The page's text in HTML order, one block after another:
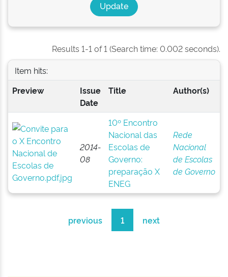
Results 1-1 of 1 (Search time: 0.002 seconds).
Item hits:
Preview
Issue
Date
Title Author(s)
2014-
08
10º Encontro
Nacional das
Escolas de
Governo:
preparação X
ENEG
Rede
Nacional
de Escolas
de Governo
previous 1 next